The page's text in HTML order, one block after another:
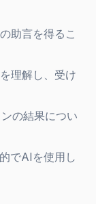
助言を得るこ
理解し、受け
の結果につい
でAIを使用し